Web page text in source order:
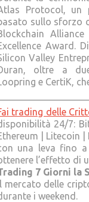
Protocol, un
sullo sforzo
Award.
Valley
oltre a
e CertiK,
trading delle
24/7:
| Litecoin |
una leva fino a
l’effetto di
7 Giorni la
mercato delle
i weekend.